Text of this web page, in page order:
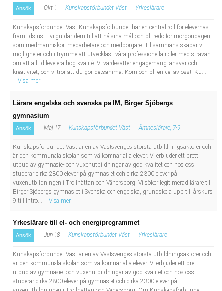
Ansök Okt 1 Kunskapsförbundet Väst Yrkeslärare
Kunskapsförbundet Väst Kunskapsförbundet har en central roll för elevernas
framtidslust - vi guidar dem till att nå sina mål och bli redo för morgondagen,
som medmänniskor, medarbetare och medborgare. Tillsammans skapar vi
möjligheter och utrymme att utvecklas i våra professionella roller med strävan
om att alltid leverera hög kvalité. Vi värdesätter engagemang, ansvar och
kreativitet, och vi tror att du gör detsamma. Kom och bli en del av oss! Ku...
Visa mer
Lärare engelska och svenska på IM, Birger Sjöbergs
gymnasium
Ansök Maj 17 Kunskapsförbundet Väst Ämneslärare, 7-9
Kunskapsförbundet Väst är en av Västsveriges största utbildningsaktörer och
är den kommunala skolan som välkomnar alla elever. Vi erbjuder ett brett
utbud av gymnasie- och vuxenutbildningar av god kvalitet och hos oss
studerar cirka 2800 elever på gymnasiet och cirka 2300 elever på
vuxenutbildningen i Trollhättan och Vänersborg. Vi söker legitimerad lärare till
Birger Sjöbergs gymnasiet i Svenska och engelska, grundskola upp till årskurs
9 till Intro...
Visa mer
Yrkeslärare till el- och energiprogrammet
Ansök Jun 18 Kunskapsförbundet Väst Yrkeslärare
Kunskapsförbundet Väst är en av Västsveriges största utbildningsaktörer och
är den kommunala skolan som välkomnar alla elever. Vi erbjuder ett brett
utbud av gymnasie- och vuxenutbildningar av god kvalitet och hos oss
studerar cirka 2800 elever på gymnasiet och cirka 2300 elever på